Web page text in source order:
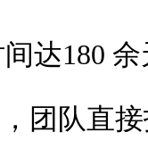
达180
团队直